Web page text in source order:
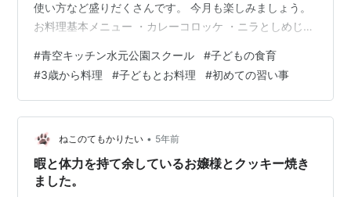
使い方など盛りだくさんです。 今月も楽しみましょう。
お料理基本メニュー ・カレーコロッケ ・ニラとしめじの
学習内容＞ 高学年・低学年 五大栄養素について 幼児 野
菜、数について おやつメニュー ・コーンパン ・ウーロ
ン茶 ・ツナマヨパン ＊幼児 （コーンパン） ＜食育学習
内容＞ 高学年・低学年 補食について 幼児 パンについて
お料理アレンジメニュー ・オニオングラタンスープ ・ツ
ナと…
#青空キッチン水元公園スクール #子どもの食育
#3歳から料理 #子どもとお料理 #初めての習い事
ねこのてもかりたい • 5年前
暇と体力を持て余しているお嬢様とクッキー焼き
ました。